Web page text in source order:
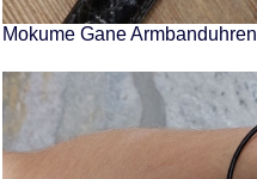
Mokume Gane Armbanduhren